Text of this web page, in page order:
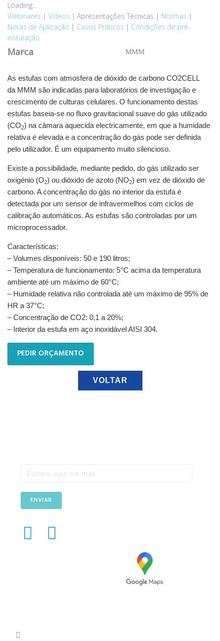
Loading...
Webinares | Vídeos | Apresentações Técnicas | Normas |
Notas de Aplicação | Casos Práticos | Condições de pré-
instalação
Marca MMM
As estufas com atmosfera de dióxido de carbono CO2CELL
da MMM são indicadas para laboratórios de investigação e
crescimento de culturas celulares. O funcionamento destas
estufas baseia-se no fluxo gravitacional suave do gás utilizado
(CO2) na câmara aquecida electricamente, em que a humidade
relativa é elevada e a concentração do gás pode ser definida
pelo utilizador. É um equipamento muito silencioso.
Existe a possibilidade, mediante pedido, do gás utilizado ser
oxigénio (O2) ou dióxido de azoto (NO2) em vez de dióxido de
carbono. A concentração do gás no interior da estufa é
detectada por um sensor de infravermelhos com ciclos de
calibração automáticos. As estufas são controladas por um
microprocessador.
Características:
– Volumes disponíveis: 50 e 190 litros;
– Temperatura de funcionamento: 5°C acima da temperatura
ambiente até um máximo de 60°C;
– Humidade relativa não controlada até um máximo de 95% de
HR a 37°C;
– Concentração de CO2: 0,1 a 20%;
– Interior da estufa em aço inoxidável AISI 304.
PEDIR ORÇAMENTO
VOLTAR
ENVIAR